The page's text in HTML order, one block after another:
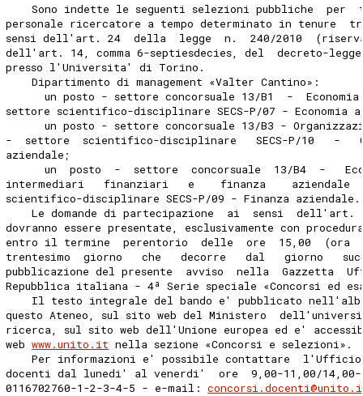
Sono indette le seguenti selezioni pubbliche  per
personale ricercatore a tempo determinato in tenure
sensi dell'art. 24  della  legge  n.  240/2010
dell'art. 14, comma 6-septiesdecies, del  decreto-
presso l'Universita' di Torino.
    Dipartimento di management «Valter Cantino»:
un posto - settore concorsuale 13/B1  -
settore scientifico-disciplinare SECS-P/07 - Economia
un posto - settore concorsuale 13/B3 -
-  settore  scientifico-disciplinare   SECS-P/10   -
aziendale;
un  posto  -  settore  concorsuale  13/B4  -
intermediari   finanziari   e    finanza
scientifico-disciplinare SECS-P/09 - Finanza
Le domande di partecipazione  ai  sensi  dell'art.
dovranno essere presentate, esclusivamente con
entro il termine  perentorio  delle  ore  15,00  (ora
trentesimo  giorno   che   decorre   dal   giorno
pubblicazione del presente  avviso  nella  Gazzetta
Repubblica italiana - 4ª Serie speciale «Concorsi ed
Il testo integrale del bando e' pubblicato
questo Ateneo, sul sito web del Ministero
ricerca, sul sito web dell'Unione europea ed e'
web www.unito.it nella sezione «Concorsi e selezioni».
Per informazioni e' possibile contattare
docenti dal lunedi' al venerdi'  ore  9,00-11,00/
0116702760-1-2-3-4-5 - e-mail: